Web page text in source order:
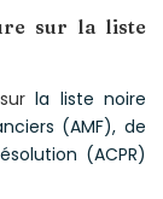
sur la liste
la liste noire
(AMF), de
(ACPR)